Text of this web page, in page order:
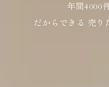
年間4000
だからできる 売